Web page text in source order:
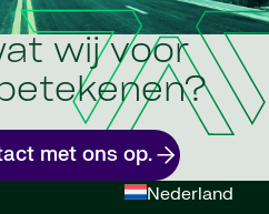
wij voor
met ons op.
Nederland